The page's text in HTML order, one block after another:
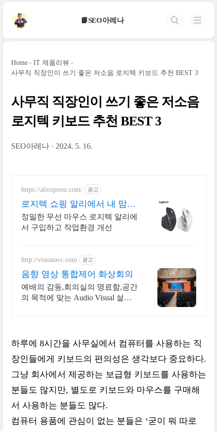
📙SEO아레나
Home
IT 제품리뷰
사무직 직장인이 쓰기 좋은 저소음 로지텍 키보드 추천 BEST 3
사무직 직장인이 쓰기 좋은 저소음
로지텍 키보드 추천 BEST 3
SEO아레나 2024. 5. 16.
https://aliexpress.com/ 광고
로지텍 쇼핑 알리에서 내 맘에
쏙드는 오늘의 특가
정밀한 무선 마우스 로지텍 알리에
서 구입하고 작업환경 개선
http://visionavc.com 광고
음향 영상 통합제어 화상회의
예배의 감동,회의실의 명료함,공간
의 목적에 맞는 Audio Visual 설계.
하루에 8시간을 사무실에서 컴퓨터를 사용하는 직
장인들에게 키보드의 편의성은 생각보다 중요하다.
그냥 회사에서 제공하는 보급형 키보드를 사용하는
분들도 많지만, 별도로 키보드와 마우스를 구매해
서 사용하는 분들도 많다.
컴퓨터 용품에 관심이 없는 분들은 ‘굳이 뭐 따로